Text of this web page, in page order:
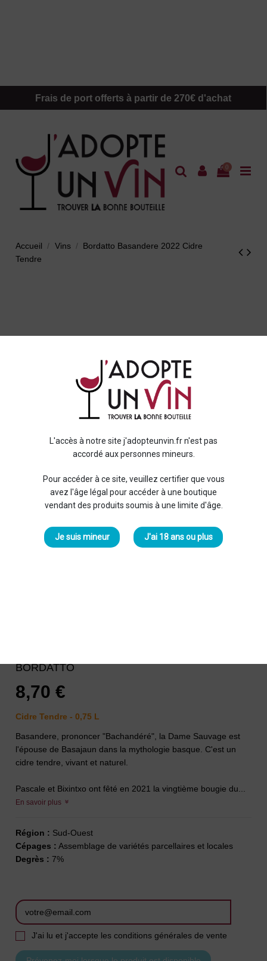
L'accès à notre site j'adopteunvin.fr n'est pas
accordé aux personnes mineurs.
Pour accéder à ce site, veuillez certifier que vous
avez l'âge légal pour accéder à une boutique
vendant des produits soumis à une limite d'âge.
Je suis mineur J'ai 18 ans ou plus
Frais de port offerts à partir de 270€ d'achat
0
Accueil Vins
Bordatto Basandere 2022 Cidre
Tendre
BORDATTO
8,70 €
Cidre Tendre - 0,75 L
Basandere, prononcer "Bachandéré", la Dame Sauvage est
l'épouse de Basajaun dans la mythologie basque. C'est un
cidre tendre, vivant et naturel.
Pascale et Bixintxo ont fêté en 2021 la vingtième bougie du...
En savoir plus
Région : Sud-Ouest
Cépages : Assemblage de variétés parcellaires et locales
Degrès : 7%
J'ai lu et j'accepte les conditions générales de vente